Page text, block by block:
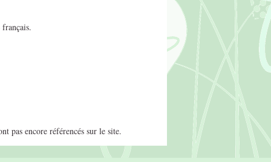
pas encore référencés sur le site.